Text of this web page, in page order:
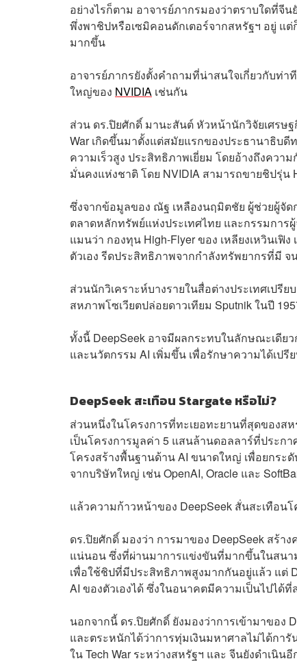
อย่างไรก็ตาม อาจารย์ภากรมองว่าตราบใดที่จี
พึ่งพาชิปหรือเซมิคอนดักเตอร์จากสหรัฐฯ อยู่ แ
มากขึ้น
อาจารย์ภากรยังตั้งคำถามที่น่าสนใจเกี่ยวกับท่า
ใหญ่ของ NVIDIA เช่นกัน
ส่วน ดร.ปิยศักดิ์ มานะสันต์ หัวหน้านักวิจัยเศรษฐ
War เกิดขึ้นมาตั้งแต่สมัยแรกของประธานาธิบดี
ความเร็วสูง ประสิทธิภาพเยี่ยม โดยอ้างถึงคว
มั่นคงแห่งชาติ โดย NVIDIA สามารถขายชิปรุ่น
ซึ่งจากข้อมูลของ ณัฐ เหลืองนฤมิตชัย ผู้ช่วยผู้จั
ตลาดหลักทรัพย์แห่งประเทศไทย และกรรมกา
แมนว่า กองทุน High-Flyer ของ เหลียงเหวินเฟิ
ตัวเอง รีดประสิทธิภาพจากกำลังทรัพยากรที่มี
ส่วนนักวิเคราะห์บางรายในสื่อต่างประเทศเปรีย
สหภาพโซเวียตปล่อยดาวเทียม Sputnik ในปี
ทั้งนี้ DeepSeek อาจมีผลกระทบในลักษณะเดีย
และนวัตกรรม AI เพิ่มขึ้น เพื่อรักษาความได้เปรี
DeepSeek สะเทือน Stargate หรือไม่?
ส่วนหนึ่งในโครงการที่ทะเยอทะยานที่สุดของสห
เป็นโครงการมูลค่า 5 แสนล้านดอลลาร์ที่ประก
โครงสร้างพื้นฐานด้าน AI ขนาดใหญ่ เพื่อยกระ
จากบริษัทใหญ่ เช่น OpenAI, Oracle และ
แล้วความก้าวหน้าของ DeepSeek สั่นสะเทือน
ดร.ปิยศักดิ์ มองว่า การมาของ DeepSeek สร้า
แน่นอน ซึ่งที่ผ่านมาการแข่งขันที่มากขึ้นในสนา
เพื่อใช้ชิปที่มีประสิทธิภาพสูงมากกันอยู่แล้ว แต่
AI ของตัวเองได้ ซึ่งในอนาคตมีความเป็นไปได้
นอกจากนี้ ดร.ปิยศักดิ์ ยังมองว่าการเข้ามาของ
และตระหนักได้ว่าการทุ่มเงินมหาศาลไม่ได้กา
ใน Tech War ระหว่างสหรัฐฯ และ จีนยังดำเนินอี